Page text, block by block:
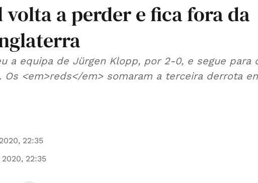
a perder e fica fora da
a equipa de Jürgen Klopp, por 2-0, e segue para
<em>reds</em> somaram a terceira derrota
22:35
22:35